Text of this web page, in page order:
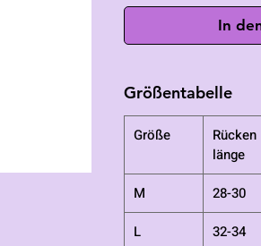
In
Größentabelle
Größe
Rücken
länge
M
28-30
L
32-34